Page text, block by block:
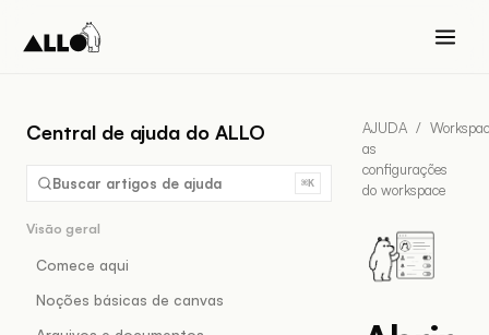
Central de ajuda do ALLO
Buscar artigos de ajuda ⌘K
Visão geral
Comece aqui
Noções básicas de canvas
AJUDA /
as
configurações
do workspace